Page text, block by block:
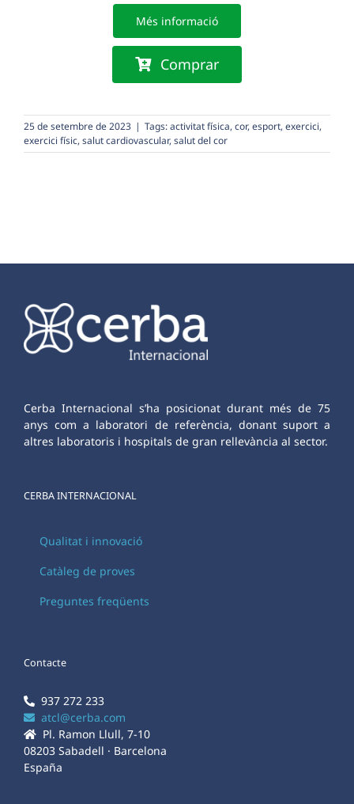
Més informació
Comprar
25 de setembre de 2023 | Tags:activitat física, cor, esport, exercici,
exercici físic, salut cardiovascular, salut del cor
Cerba Internacional s’ha posicionat durant més de 75
anys com a laboratori de referència, donant suport a
altres laboratoris i hospitals de gran rellevància al sector.
CERBA INTERNACIONAL
Qualitat i innovació
Catàleg de proves
Preguntes freqüents
Contacte
937 272 233
atcl@cerba.com
Pl. Ramon Llull, 7-10
08203 Sabadell · Barcelona
España